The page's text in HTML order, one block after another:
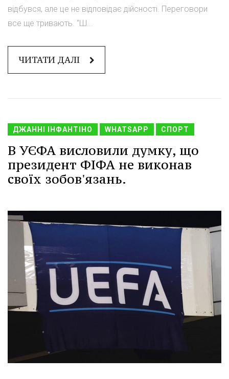
відбувся, але це не відповідає дійсності. Переговори
все ще тривають. "Ш...
ЧИТАТИ ДАЛІ
ДЖАННІ ІНФАНТІНО WHATSAPP СПОРТ
В УЄФА висловили думку, що
президент ФІФА не виконав
своїх зобов'язань.